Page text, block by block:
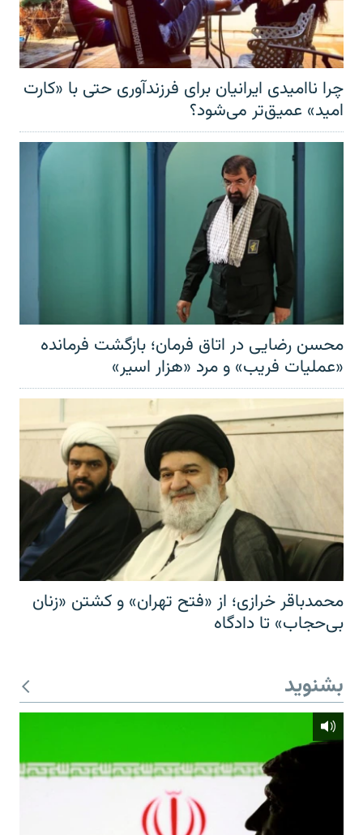
چرا ناامیدی ایرانیان برای فرزندآوری حتی با «کارت
امید» عمیق‌تر‌ می‌شود؟
محسن رضایی در اتاق فرمان؛ بازگشت فرمانده
«عملیات فریب» و مرد «هزار اسیر»
محمدباقر خرازی؛ از «فتح تهران» و کشتن «زنان
بی‌حجاب» تا دادگاه
بشنوید